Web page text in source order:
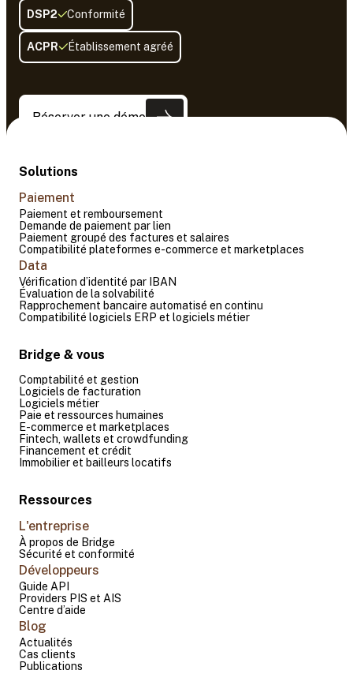
DSP2 Conformité
ACPR Établissement agréé
Réserver une démo
Solutions
Paiement
Paiement et remboursement
Demande de paiement par lien
Paiement groupé des factures et salaires
Compatibilité plateformes e-commerce et marketplaces
Data
Vérification d’identité par IBAN
Évaluation de la solvabilité
Rapprochement bancaire automatisé en continu
Compatibilité logiciels ERP et logiciels métier
Bridge & vous
Comptabilité et gestion
Logiciels de facturation
Logiciels métier
Paie et ressources humaines
E-commerce et marketplaces
Fintech, wallets et crowdfunding
Financement et crédit
Immobilier et bailleurs locatifs
Ressources
L'entreprise
À propos de Bridge
Sécurité et conformité
Développeurs
Guide API
Providers PIS et AIS
Centre d’aide
Blog
Actualités
Cas clients
Publications